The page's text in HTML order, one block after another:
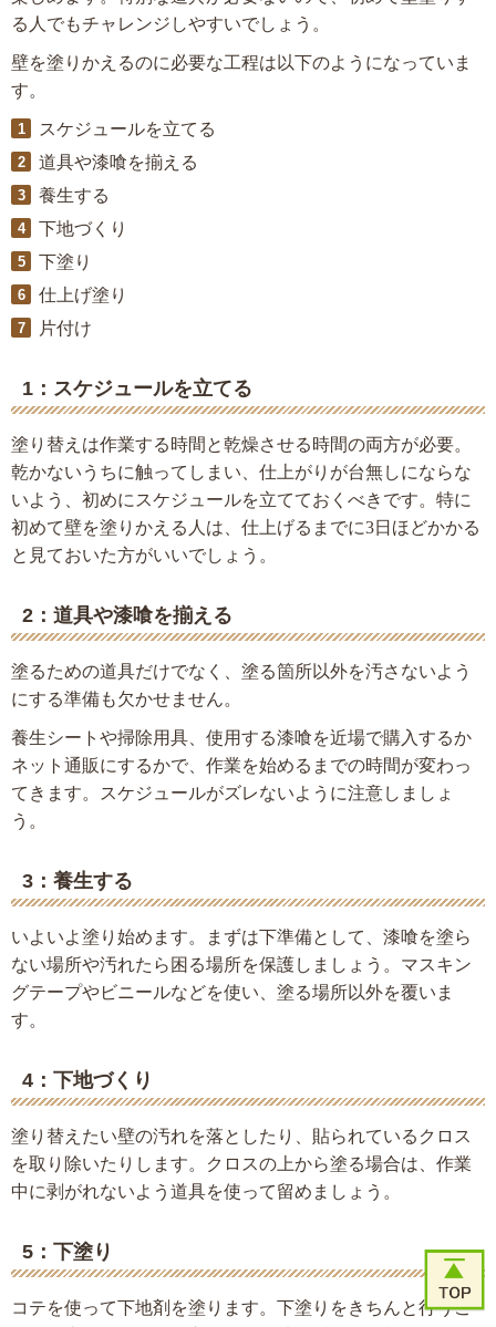
る人でもチャレンジしやすいでしょう。
壁を塗りかえるのに必要な工程は以下のようになっていま
す。
スケジュールを立てる
道具や漆喰を揃える
養生する
下地づくり
下塗り
仕上げ塗り
片付け
1：スケジュールを立てる
塗り替えは作業する時間と乾燥させる時間の両方が必要。
乾かないうちに触ってしまい、仕上がりが台無しにならな
いよう、初めにスケジュールを立てておくべきです。特に
初めて壁を塗りかえる人は、仕上げるまでに3日ほどかかる
と見ておいた方がいいでしょう。
2：道具や漆喰を揃える
塗るための道具だけでなく、塗る箇所以外を汚さないよう
にする準備も欠かせません。
養生シートや掃除用具、使用する漆喰を近場で購入するか
ネット通販にするかで、作業を始めるまでの時間が変わっ
てきます。スケジュールがズレないように注意しましょ
う。
3：養生する
いよいよ塗り始めます。まずは下準備として、漆喰を塗ら
ない場所や汚れたら困る場所を保護しましょう。マスキン
グテープやビニールなどを使い、塗る場所以外を覆いま
す。
4：下地づくり
塗り替えたい壁の汚れを落としたり、貼られているクロス
を取り除いたりします。クロスの上から塗る場合は、作業
中に剥がれないよう道具を使って留めましょう。
5：下塗り
コテを使って下地剤を塗ります。下塗りをきちんと行うこ